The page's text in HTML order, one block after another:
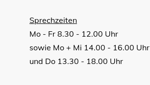
Sprechzeiten
Mo - Fr 8.30 - 12.00 Uhr
sowie Mo + Mi 14.00 - 16.00 Uhr
und Do 13.30 - 18.00 Uhr